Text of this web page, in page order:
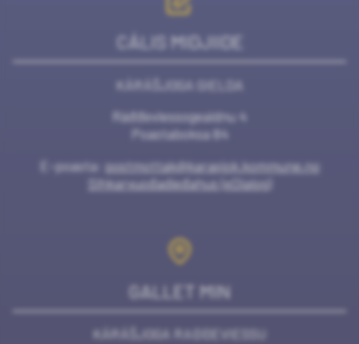
CÁLIS MIDJIIDE
KÁRÁŠJOGA GIELDA
Ráđđeviessogeaidnu 4
Poastaboksa 84
E-poasta: postmottak@karasjok.kommune.no
Sihkarvuođadieđahus (eDialog)
GALLET MIN
KÁRÁŠJOGA RAĐĐEVIESSU